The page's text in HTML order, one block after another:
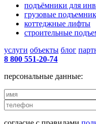
подъёмники для
грузовые
коттеджные лифты
строительные
услуги объекты блог
8 800 551-20-74
персональные данные: